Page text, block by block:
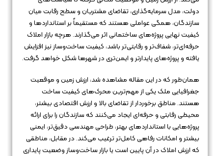
دولت، مدل سرمایه‌گذاری، تقاضای مشتریان و سطح رقابت میان
سازندگان، همگی عواملی هستند که مستقیماً بر استانداردها و
کیفیت نهایی پروژه‌های ساختمانی اثر می‌گذارند. هرچه بازار املاک
حرفه‌ای‌تر، شفاف‌تر و رقابتی‌تر باشد، کیفیت ساخت‌وساز نیز افزایش
یافته و پروژه‌های پایدارتر و ایمن‌تری در شهرها شکل خواهد گرفت.
همان‌طور که در این مقاله مشاهده شد، ارزش زمین و موقعیت
جغرافیایی ملک یکی از مهم‌ترین محرک‌های کیفیت ساخت
هستند. مناطق برخوردار از تقاضای بالا و ارزش اقتصادی بیشتر،
محیطی رقابتی و حرفه‌ای ایجاد می‌کنند که سازندگان را برای ارائه
پروژه‌هایی با استانداردهای بهتر، طراحی مهندسی دقیق‌تر، ایمنی
بیشتر و امکانات رفاهی کامل‌تر ترغیب می‌کند. در مقابل، مناطقی
که ارزش املاک در آن پایین است یا بازار ساخت‌وساز وضعیت پایداری